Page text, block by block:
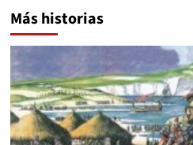
Más historias